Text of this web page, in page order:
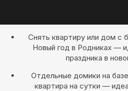
Снять квартиру или дом с
Новый год в Родниках —
праздника в
Отдельные домики на
квартира на сутки —